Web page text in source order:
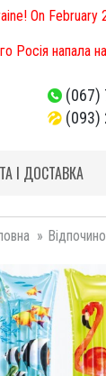
On
Росія
(067)
(093)
І ДОСТАВКА